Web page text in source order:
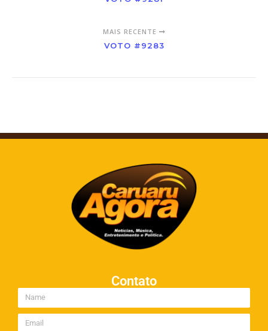
MAIS RECENTE
VOTO #9283
Contato